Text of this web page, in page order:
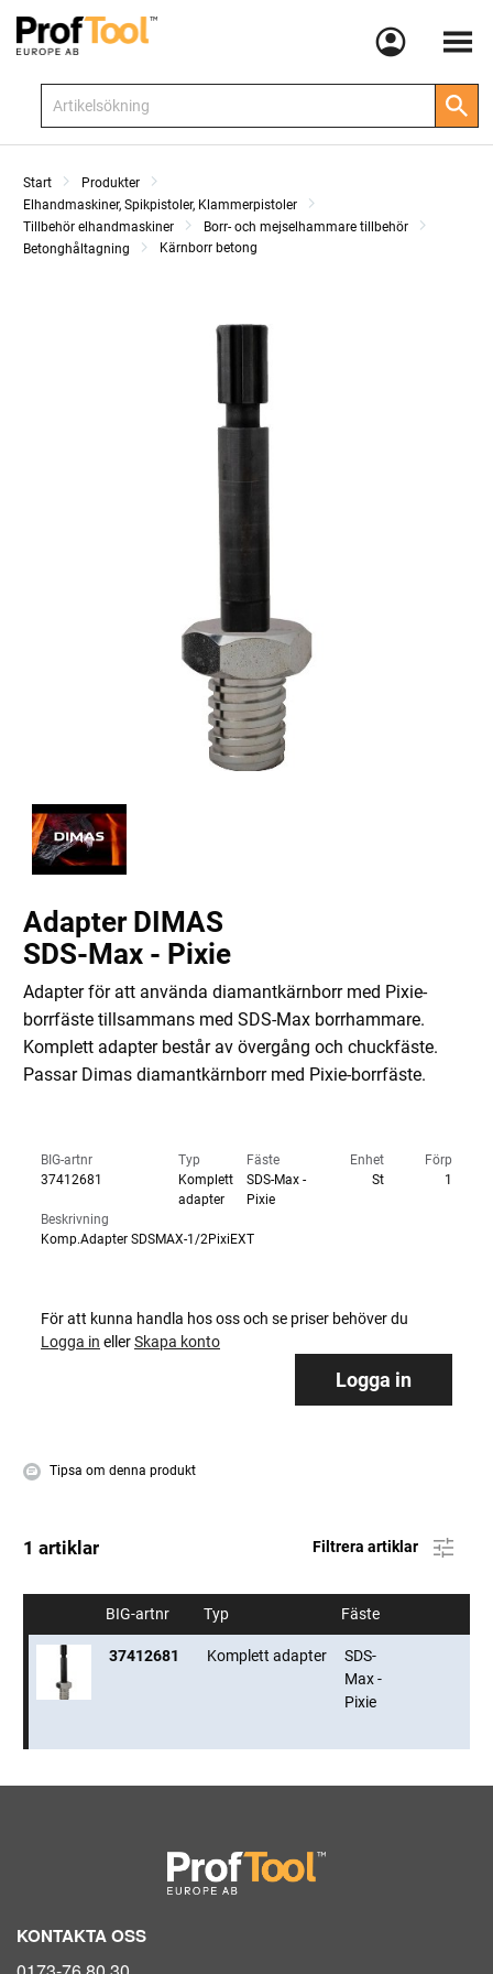
Meny
Start
Produkter
Elhandmaskiner, Spikpistoler, Klammerpistoler
Tillbehör elhandmaskiner
Borr- och mejselhammare tillbehör
Betonghåltagning
Kärnborr betong
Adapter DIMAS
SDS-Max - Pixie
Adapter för att använda diamantkärnborr med Pixie-
borrfäste tillsammans med SDS-Max borrhammare.
Komplett adapter består av övergång och chuckfäste.
Passar Dimas diamantkärnborr med Pixie-borrfäste.
BIG-artnr
37412681
Typ
Komplett
adapter
Fäste
SDS-Max -
Pixie
Enhet
St
Förp
1
Beskrivning
Komp.Adapter SDSMAX-1/2PixiEXT
För att kunna handla hos oss och se priser behöver du
Logga in ellerSkapa konto
Logga in
Tipsa om denna produkt
1 artiklar Filtrera artiklar
BIG-artnr Typ Fäste
37412681 Komplett adapter
SDS-
Max -
Pixie
KONTAKTA OSS